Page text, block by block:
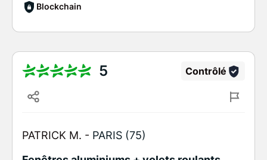
Blockchain
5 Contrôlé
PATRICK M. - PARIS (75)